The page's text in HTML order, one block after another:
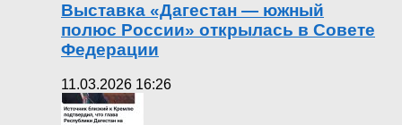
Выставка «Дагестан — южный
полюс России» открылась в Совете
Федерации
11.03.2026 16:26